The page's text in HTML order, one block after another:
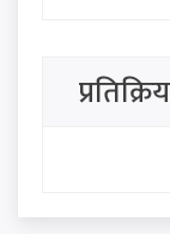
मृत्यु,